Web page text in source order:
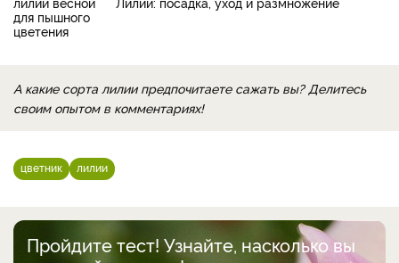
А какие сорта лилии предпочитаете сажать вы? Делитесь
своим опытом в комментариях!
цветник лилии
Пройдите тест! Узнайте, насколько вы